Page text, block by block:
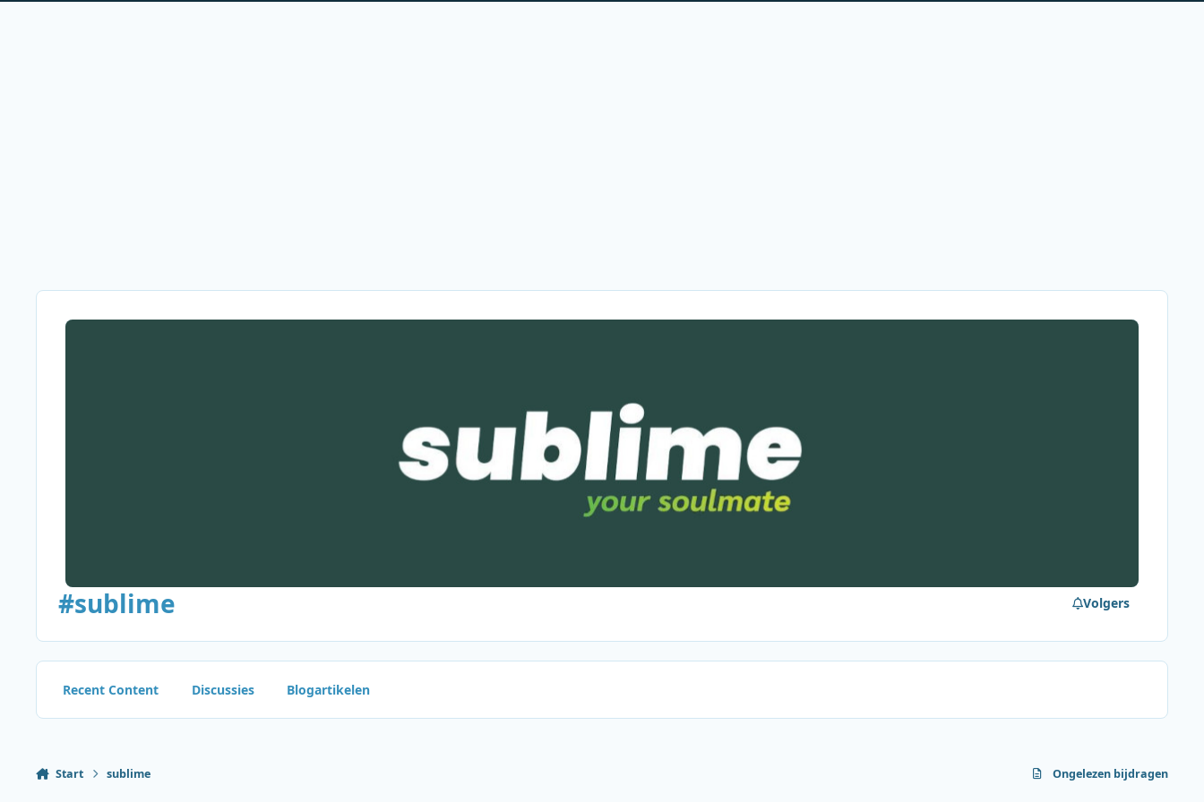
#sublime Volgers
Recent Content Discussies Blogartikelen
Start sublime Ongelezen bijdragen